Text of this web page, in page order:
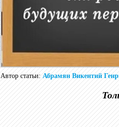
Автор статьи:Абрамян Викентий